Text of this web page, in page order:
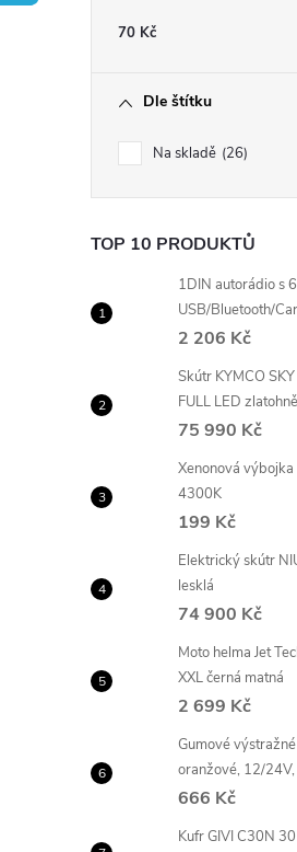
n
n
í
a
e
l
70 Kč
Dle štítku
Na skladě 26
TOP 10 PRODUKTŮ
1DIN autorádio s
USB/Bluetooth/
2 206 Kč
Skútr KYMCO
FULL LED
75 990 Kč
Xenonová
4300K
199 Kč
Elektrický skútr
lesklá
74 900 Kč
Moto helma Jet
XXL černá matná
2 699 Kč
Gumové
oranžové, 12/
666 Kč
Kufr GIVI C30N